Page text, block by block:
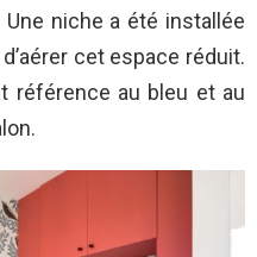
niche a été installée
cet espace réduit.
référence au bleu et au